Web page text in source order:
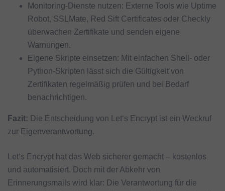
Monitoring-Dienste nutzen: Externe Tools wie Uptime
Robot, SSLMate, Red Sift Certificates oder Checkly
überwachen Zertifikate und senden eigene
Warnungen.
Eigene Skripte einsetzen: Mit einfachen Shell- oder
Python-Skripten lässt sich die Gültigkeit von
Zertifikaten regelmäßig prüfen und bei Bedarf
benachrichtigen.
Fazit: Die Entscheidung von Let‘s Encrypt ist ein Weckruf
zur Eigenverantwortung.
Let‘s Encrypt hat das Web sicherer gemacht – kostenlos
und automatisiert. Doch mit der Abkehr von
Erinnerungsmails wird klar: Die Verantwortung für die